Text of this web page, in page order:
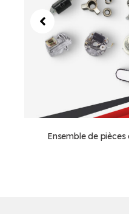
Ensemble de